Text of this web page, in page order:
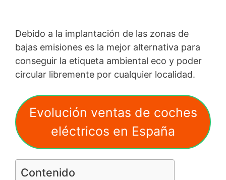
Debido a la implantación de las zonas de
bajas emisiones es la mejor alternativa para
conseguir la etiqueta ambiental eco y poder
circular libremente por cualquier localidad.
Evolución ventas de coches
eléctricos en España
Contenido